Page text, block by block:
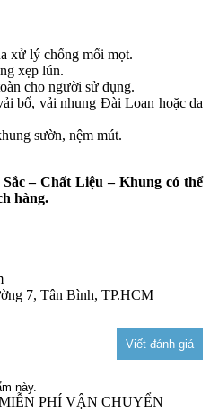
xử lý chống mối mọt.
xẹp lún.
cho người sử dụng.
bố, vải nhung Đài Loan hoặc da
sườn, nệm mút.
– Chất Liệu – Khung có thể
hàng.
7, Tân Bình, TP.HCM
này.
PHÍ VẬN CHUYỂN